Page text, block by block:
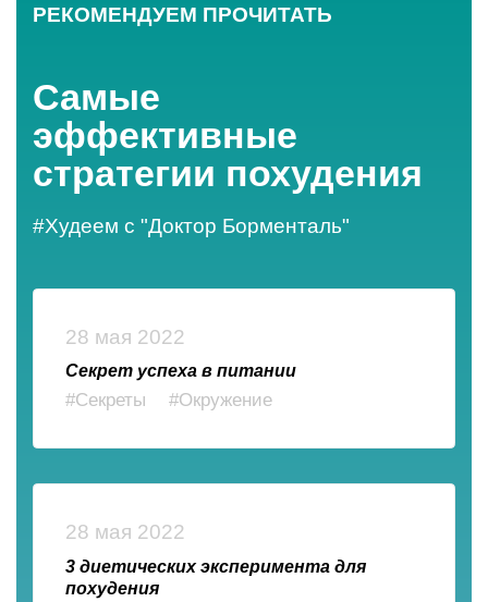
РЕКОМЕНДУЕМ ПРОЧИТАТЬ
Самые
эффективные
стратегии похудения
#Худеем с "Доктор Борменталь"
28 мая 2022
Секрет успеха в питании
#Секреты #Окружение
28 мая 2022
3 диетических эксперимента для
похудения